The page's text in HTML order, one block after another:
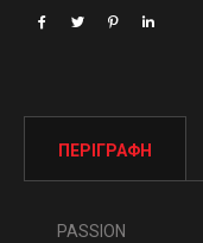
ΠΕΡΙΓΡΑΦΉ
PASSION